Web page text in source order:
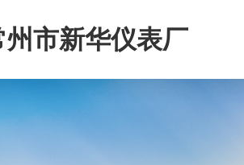
州市新华仪表厂